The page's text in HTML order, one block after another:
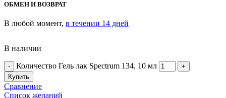
ОБМЕН И ВОЗВРАТ
В любой момент, в течении 14 дней
В наличии
Количество Гель лак Spectrum 134, 10 мл
Купить
Сравнение
Список желаний